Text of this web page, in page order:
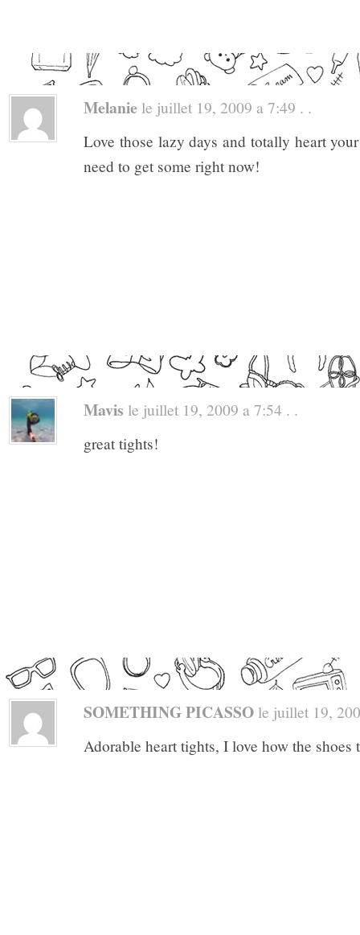
Melanie le juillet 19, 2009 a 7:49 . .
Love those lazy days and totally heart
need to get some right now!
Mavis le juillet 19, 2009 a 7:54 . .
great tights!
SOMETHING PICASSO le juillet 19,
Adorable heart tights, I love how the shoes